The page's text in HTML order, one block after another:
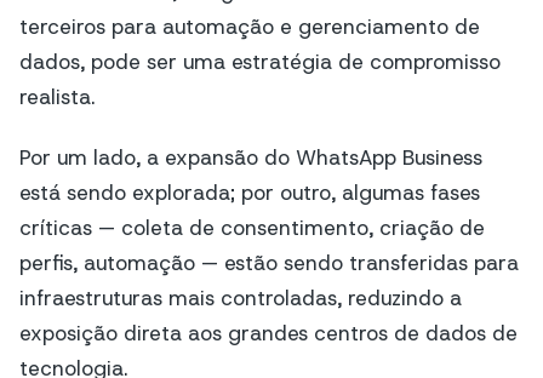
terceiros para automação e gerenciamento de
dados, pode ser uma estratégia de compromisso
realista.
Por um lado, a expansão do WhatsApp Business
está sendo explorada; por outro, algumas fases
críticas — coleta de consentimento, criação de
perfis, automação — estão sendo transferidas para
infraestruturas mais controladas, reduzindo a
exposição direta aos grandes centros de dados de
tecnologia.